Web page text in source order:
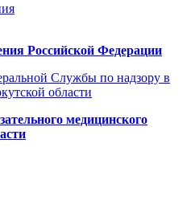
Росcийской Федерации
Службы по надзору в
области
медицинского